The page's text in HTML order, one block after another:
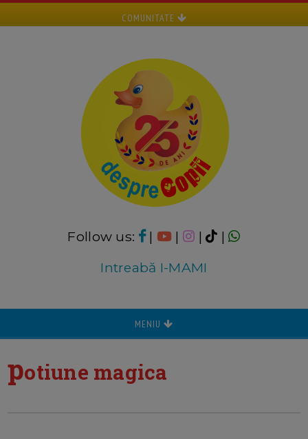
COMUNITATE
Follow us: | | |
|
Intreabă I-MAMI
MENIU
potiune magica